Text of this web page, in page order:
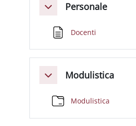
MinimizzaPersonale
Docenti
MinimizzaModulistica
Modulistica